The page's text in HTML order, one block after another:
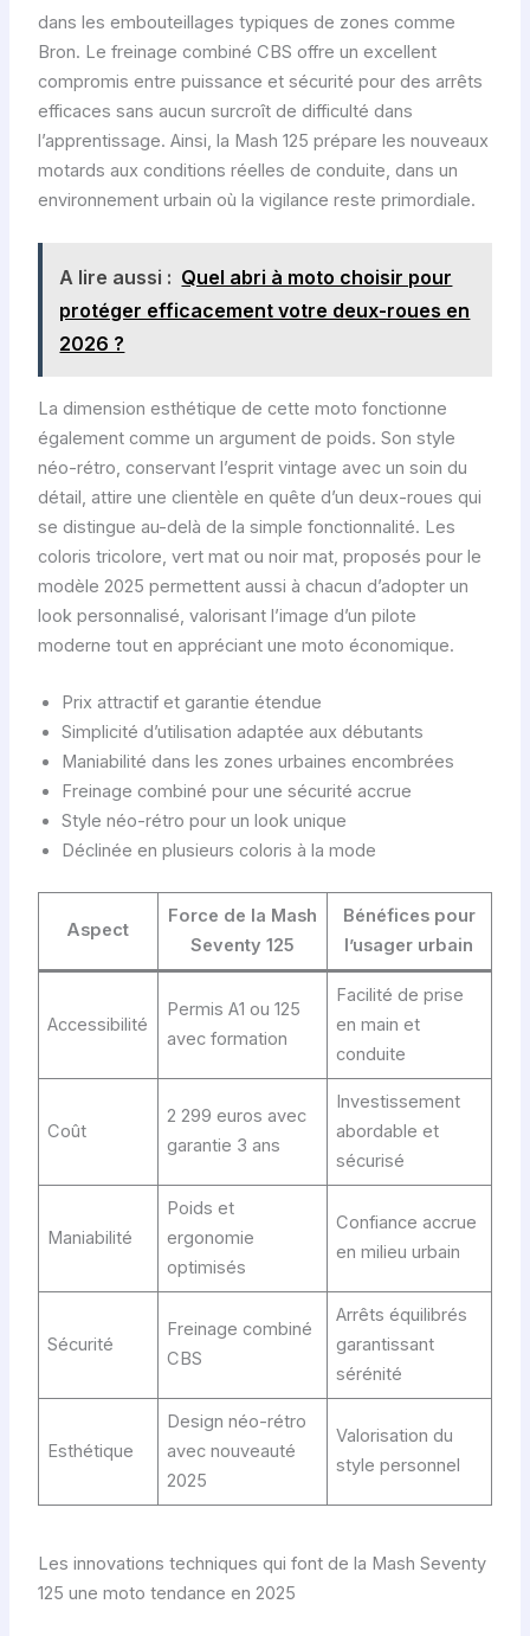
dans les embouteillages typiques de zones comme
Bron. Le freinage combiné CBS offre un excellent
compromis entre puissance et sécurité pour des arrêts
efficaces sans aucun surcroît de difficulté dans
l’apprentissage. Ainsi, la Mash 125 prépare les nouveaux
motards aux conditions réelles de conduite, dans un
environnement urbain où la vigilance reste primordiale.
A lire aussi : Quel abri à moto choisir pour
protéger efficacement votre deux-roues en
2026 ?
La dimension esthétique de cette moto fonctionne
également comme un argument de poids. Son style
néo-rétro, conservant l’esprit vintage avec un soin du
détail, attire une clientèle en quête d’un deux-roues qui
se distingue au-delà de la simple fonctionnalité. Les
coloris tricolore, vert mat ou noir mat, proposés pour le
modèle 2025 permettent aussi à chacun d’adopter un
look personnalisé, valorisant l’image d’un pilote
moderne tout en appréciant une moto économique.
Prix attractif et garantie étendue
Simplicité d’utilisation adaptée aux débutants
Maniabilité dans les zones urbaines encombrées
Freinage combiné pour une sécurité accrue
Style néo-rétro pour un look unique
Déclinée en plusieurs coloris à la mode
Aspect
Force de la Mash
Seventy 125
Bénéfices pour
l’usager urbain
Accessibilité
Permis A1 ou 125
avec formation
Facilité de prise
en main et
conduite
Coût
2 299 euros avec
garantie 3 ans
Investissement
abordable et
sécurisé
Maniabilité
Poids et
ergonomie
optimisés
Confiance accrue
en milieu urbain
Sécurité
Freinage combiné
CBS
Arrêts équilibrés
garantissant
sérénité
Esthétique
Design néo-rétro
avec nouveauté
2025
Valorisation du
style personnel
Les innovations techniques qui font de la Mash Seventy
125 une moto tendance en 2025